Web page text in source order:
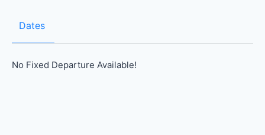
Dates
No Fixed Departure Available!